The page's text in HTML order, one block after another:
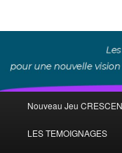
principal
Aller
au
Nouveau Jeu
LES TEMOIGNAGES